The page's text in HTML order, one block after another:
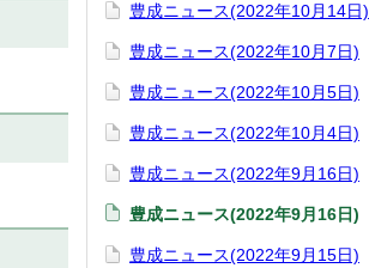
豊成ニュース(2022年10月14日)
豊成ニュース(2022年10月7日)
豊成ニュース(2022年10月5日)
豊成ニュース(2022年10月4日)
豊成ニュース(2022年9月16日)
豊成ニュース(2022年9月16日)
豊成ニュース(2022年9月15日)